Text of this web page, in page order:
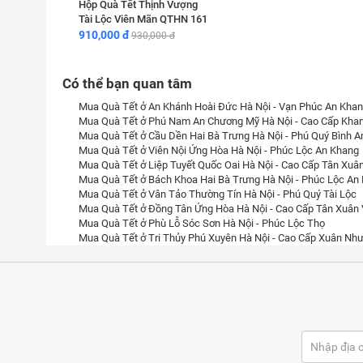
Hộp Quà Tết Thịnh Vượng
Tài Lộc Viên Mãn QTHN 161
910,000 đ930,000 đ
Có thể bạn quan tâm
Mua Quà Tết ở An Khánh Hoài Đức Hà Nội - Vạn Phúc An
Mua Quà Tết ở Phú Nam An Chương Mỹ Hà Nội - Cao Cấp
Mua Quà Tết ở Cầu Dền Hai Bà Trưng Hà Nội - Phú Quý Bình
Mua Quà Tết ở Viên Nội Ứng Hòa Hà Nội - Phúc Lộc An Khang
Mua Quà Tết ở Liệp Tuyết Quốc Oai Hà Nội - Cao Cấp Tân
Mua Quà Tết ở Bách Khoa Hai Bà Trưng Hà Nội - Phúc Lộc An
Mua Quà Tết ở Vân Tảo Thường Tín Hà Nội - Phú Quý Tài Lộc
Mua Quà Tết ở Đồng Tân Ứng Hòa Hà Nội - Cao Cấp Tân Xuân
Mua Quà Tết ở Phù Lỗ Sóc Sơn Hà Nội - Phúc Lộc Thọ
Mua Quà Tết ở Tri Thủy Phú Xuyên Hà Nội - Cao Cấp Xuân